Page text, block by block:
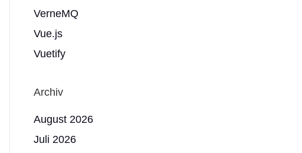
VerneMQ
Vue.js
Vuetify
Archiv
August 2026
Juli 2026